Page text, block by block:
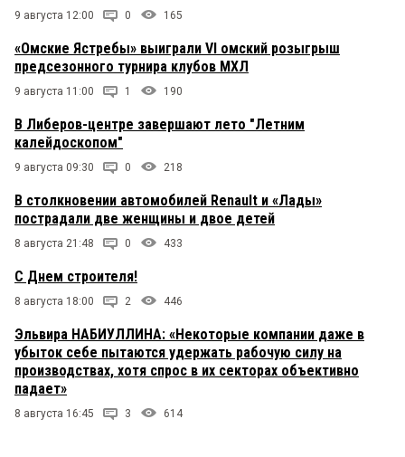
9 августа 12:00 0 165
«Омские Ястребы» выиграли VI омский розыгрыш
предсезонного турнира клубов МХЛ
9 августа 11:00 1 190
В Либеров-центре завершают лето "Летним
калейдоскопом"
9 августа 09:30 0 218
В столкновении автомобилей Renault и «Лады»
пострадали две женщины и двое детей
8 августа 21:48 0 433
С Днем строителя!
8 августа 18:00 2 446
Эльвира НАБИУЛЛИНА: «Некоторые компании даже в
убыток себе пытаются удержать рабочую силу на
производствах, хотя спрос в их секторах объективно
падает»
8 августа 16:45 3 614